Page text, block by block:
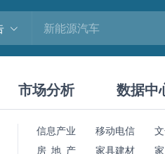
市场分析 数据中
信息产业 移动电信
房 地 产
家具建材